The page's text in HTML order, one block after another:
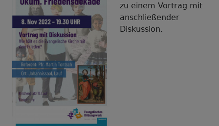
zu einem Vortrag mit
anschließender
Diskussion.